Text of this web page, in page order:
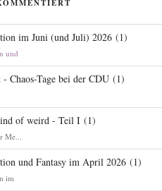
im Juni (und Juli) 2026 (1)
und
- Chaos-Tage bei der CDU (1)
of weird - Teil I (1)
Me...
und Fantasy im April 2026 (1)
im